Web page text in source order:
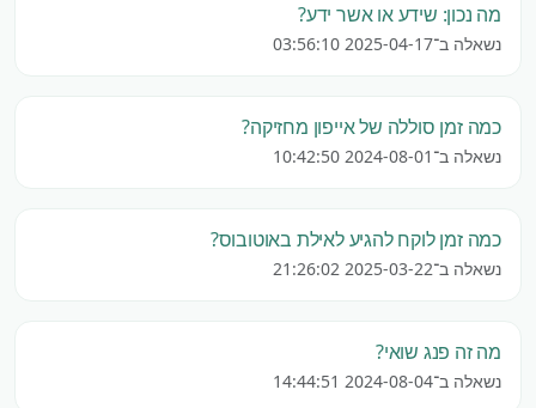
מה נכון: שידע או אשר ידע?
נשאלה ב־2025-04-17 03:56:10
כמה זמן סוללה של אייפון מחזיקה?
נשאלה ב־2024-08-01 10:42:50
כמה זמן לוקח להגיע לאילת באוטובוס?
נשאלה ב־2025-03-22 21:26:02
מה זה פנג שואי?
נשאלה ב־2024-08-04 14:44:51